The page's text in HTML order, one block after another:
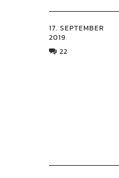
17. SEPTEMBER
2019
22